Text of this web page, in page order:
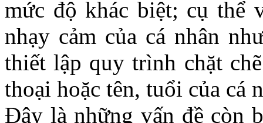
mức độ khác biệt; cụ thể
nhạy cảm của cá nhân
thiết lập quy trình chặt
thoại hoặc tên, tuổi của cá
Đây là những vấn đề còn